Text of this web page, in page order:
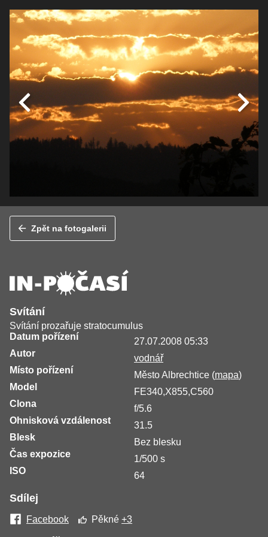
Zpět na fotogalerii
Svítání
Svítání prozařuje stratocumulus
Datum pořízení
27.07.2008 05:33
Autor
vodnář
Místo pořízení
Město Albrechtice (mapa)
Model
FE340,X855,C560
Clona
f/5.6
Ohnisková vzdálenost
31.5
Blesk
Bez blesku
Čas expozice
1/500 s
ISO
64
Sdílej
Facebook Pěkné+3